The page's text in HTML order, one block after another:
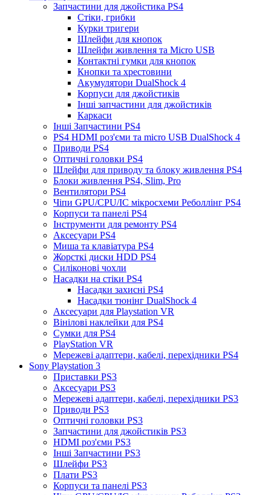
Запчастини для джойстика PS4
Стіки, грибки
Курки тригери
Шлейфи для кнопок
Шлейфи живлення та Micro USB
Контактні гумки для кнопок
Кнопки та хрестовини
Акумулятори DualShock 4
Корпуси для джойстиків
Інші запчастини для джойстиків
Каркаси
Інші Запчастини PS4
PS4 HDMI роз'єми та micro USB DualShock 4
Приводи PS4
Оптичні головки PS4
Шлейфи для приводу та блоку живлення PS4
Блоки живлення PS4, Slim, Pro
Вентилятори PS4
Чіпи GPU/CPU/IC мікросхеми Реболлінг PS4
Корпуси та панелі PS4
Інструменти для ремонту PS4
Аксесуари PS4
Миша та клавіатура PS4
Жорсткі диски HDD PS4
Силіконові чохли
Насадки на стіки PS4
Насадки захисні PS4
Насадки тюнінг DualShock 4
Аксесуари для Playstation VR
Вінілові наклейки для PS4
Сумки для PS4
PlayStation VR
Мережеві адаптери, кабелі, перехідники PS4
Sony Playstation 3
Приставки PS3
Аксесуари PS3
Мережеві адаптери, кабелі, перехідники PS3
Приводи PS3
Оптичні головки PS3
Запчастини для джойстиків PS3
HDMI роз'єми PS3
Інші Запчастини PS3
Шлейфи PS3
Плати PS3
Корпуси та панелі PS3